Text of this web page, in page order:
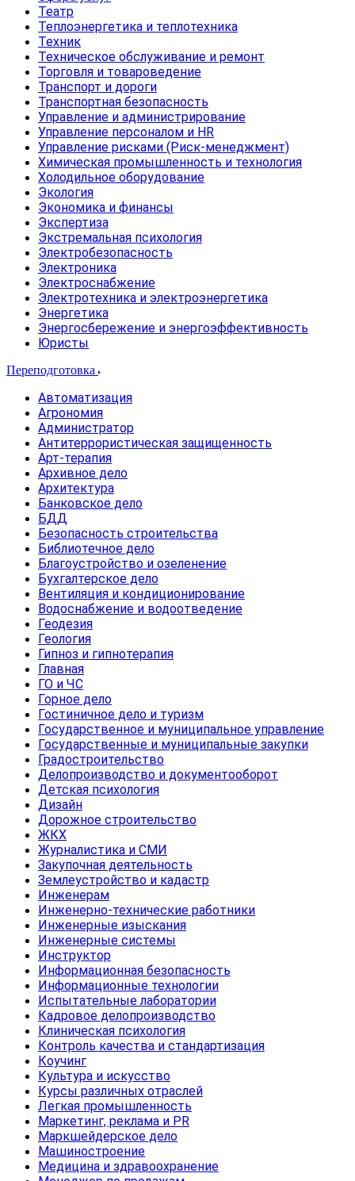
Театр
Теплоэнергетика и теплотехника
Техник
Техническое обслуживание и ремонт
Торговля и товароведение
Транспорт и дороги
Транспортная безопасность
Управление и администрирование
Управление персоналом и HR
Управление рисками (Риск-менеджмент)
Химическая промышленность и технология
Холодильное оборудование
Экология
Экономика и финансы
Экспертиза
Экстремальная психология
Электробезопасность
Электроника
Электроснабжение
Электротехника и электроэнергетика
Энергетика
Энергосбережение и энергоэффективность
Юристы
Переподготовка
Автоматизация
Агрономия
Администратор
Антитеррористическая защищенность
Арт-терапия
Архивное дело
Архитектура
Банковское дело
БДД
Безопасность строительства
Библиотечное дело
Благоустройство и озеленение
Бухгалтерское дело
Вентиляция и кондиционирование
Водоснабжение и водоотведение
Геодезия
Геология
Гипноз и гипнотерапия
Главная
ГО и ЧС
Горное дело
Гостиничное дело и туризм
Государственное и муниципальное управление
Государственные и муниципальные закупки
Градостроительство
Делопроизводство и документооборот
Детская психология
Дизайн
Дорожное строительство
ЖКХ
Журналистика и СМИ
Закупочная деятельность
Землеустройство и кадастр
Инженерам
Инженерно-технические работники
Инженерные изыскания
Инженерные системы
Инструктор
Информационная безопасность
Информационные технологии
Испытательные лаборатории
Кадровое делопроизводство
Клиническая психология
Контроль качества и стандартизация
Коучинг
Культура и искусство
Курсы различных отраслей
Легкая промышленность
Маркетинг, реклама и PR
Маркшейдерское дело
Машиностроение
Медицина и здравоохранение